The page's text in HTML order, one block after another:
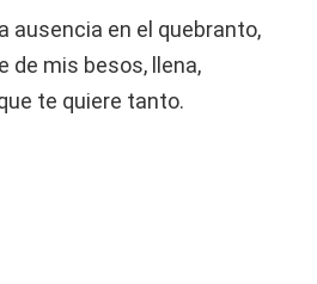
ausencia en el quebranto,
de mis besos, llena,
te quiere tanto.